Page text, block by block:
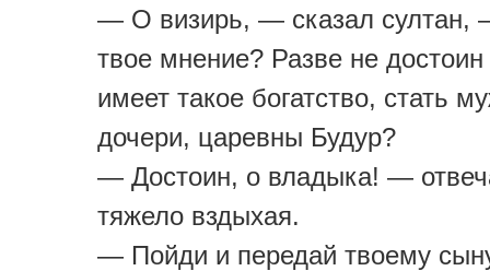
— О визирь, — сказал султан,
твое мнение? Разве не достоин
имеет такое богатство, стать
дочери, царевны Будур?
— Достоин, о владыка! —
тяжело вздыхая.
— Пойди и передай твоему